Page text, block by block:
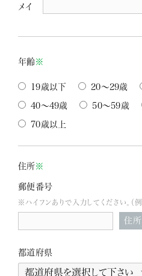
メイ
年齢※
19歳以下 20～29歳
40～49歳
50～59歳
70歳以上
住所※
郵便番号
※ハイフンありで入力してください。（
住
都道府県